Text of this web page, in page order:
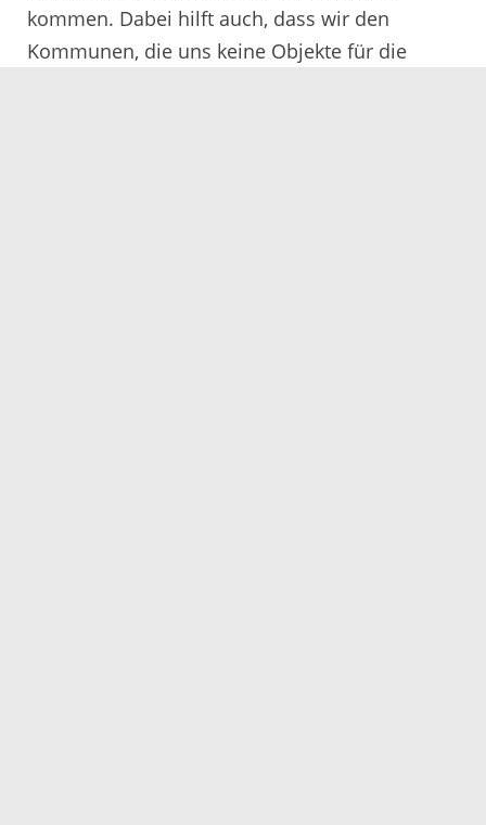
kommen. Dabei hilft auch, dass wir den
Kommunen, die uns keine Objekte für die